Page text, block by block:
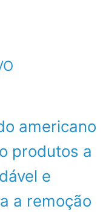
americano
produtos a
e
a remoção